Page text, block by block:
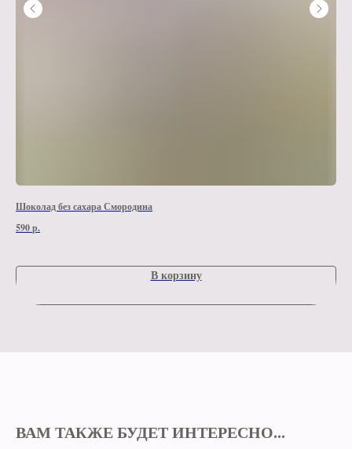
Шоколад без сахара Смородина
590р.
В корзину
ВАМ ТАКЖЕ БУДЕТ ИНТЕРЕСНО...